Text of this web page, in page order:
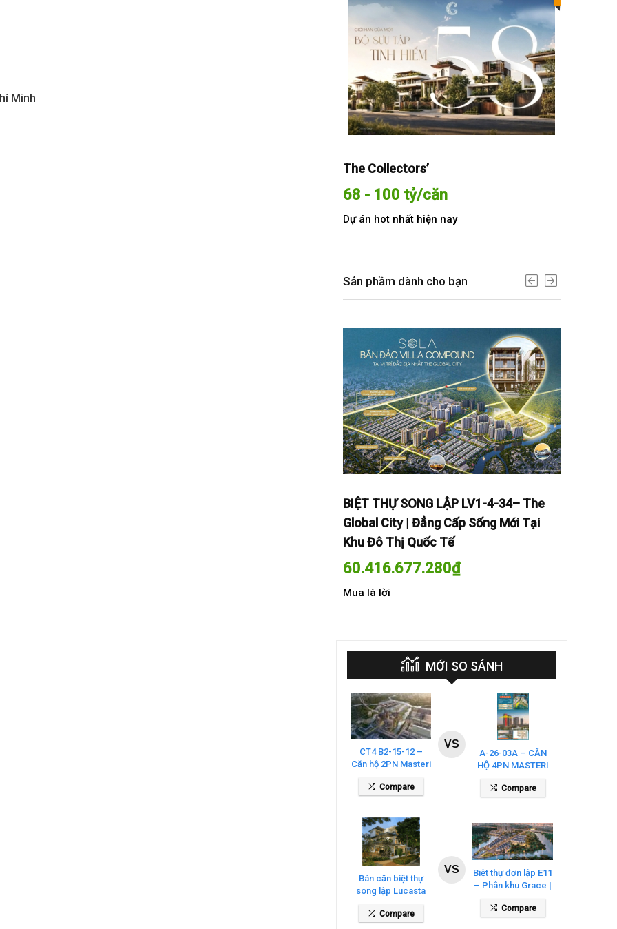
Minh
The Collectors’
68 - 100 tỷ/căn
Dự án hot nhất hiện nay
Sản phầm dành cho bạn
BIỆT THỰ SONG LẬP LV1-4-34– The
Global City | Đẳng Cấp Sống Mới Tại
Khu Đô Thị Quốc Tế
60.416.677.280₫
Mua là lời
MỚI SO SÁNH
CT4 B2-15-12 –
Căn hộ 2PN Masteri
Compare
VS
A-26-03A – CĂN
HỘ 4PN MASTERI
COSMO CENTRAL
– THE GLOBAL
Compare
Bán căn biệt thự
song lập Lucasta
Villa – DT 175m2
giá 26 tỷ
Compare
VS
Biệt thự đơn lập E11
– Phân khu Grace |
Waters
Compare